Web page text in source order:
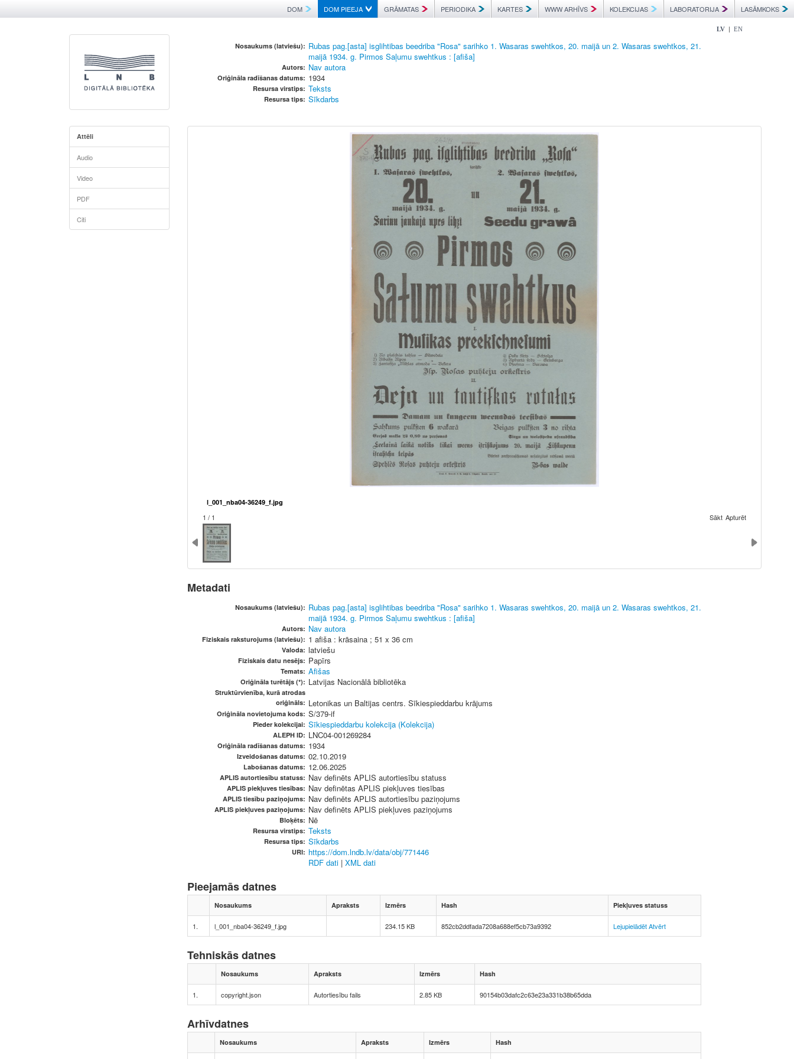
DOM DOM PIEEJA GRĀMATAS PERIODIKA KARTES WWW ARHĪVS KOLEKCIJAS LABORATORIJA LASĀMKOKS
LV | EN
Nosaukums (latviešu): Rubas pag.[asta] isglihtibas beedriba "Rosa" sarihko 1. Wasaras swehtkos, 20. maijā un 2. Wasaras swehtkos, 21.
maijā 1934. g. Pirmos Saļumu swehtkus : [afiša]
Autors: Nav autora
Oriģināla radīšanas datums: 1934
Resursa virstips: Teksts
Resursa tips: Sīkdarbs
Attēli
Audio
Video
PDF
Citi
l_001_nba04-36249_f.jpg
1 / 1 Sākt Apturēt
Metadati
Nosaukums (latviešu): Rubas pag.[asta] isglihtibas beedriba "Rosa" sarihko 1. Wasaras swehtkos, 20. maijā un 2. Wasaras swehtkos, 21.
maijā 1934. g. Pirmos Saļumu swehtkus : [afiša]
Autors: Nav autora
Fiziskais raksturojums (latviešu): 1 afiša : krāsaina ; 51 x 36 cm
Valoda: latviešu
Fiziskais datu nesējs: Papīrs
Temats: Afišas
Oriģināla turētājs (*): Latvijas Nacionālā bibliotēka
Struktūrvienība, kurā atrodas
oriģināls: Letonikas un Baltijas centrs. Sīkiespieddarbu krājums
Oriģināla novietojuma kods: S/379-if
Pieder kolekcijai: Sīkiespieddarbu kolekcija (Kolekcija)
ALEPH ID: LNC04-001269284
Oriģināla radīšanas datums: 1934
Izveidošanas datums: 02.10.2019
Labošanas datums: 12.06.2025
APLIS autortiesību statuss: Nav definēts APLIS autortiesību statuss
APLIS piekļuves tiesības: Nav definētas APLIS piekļuves tiesības
APLIS tiesību paziņojums: Nav definēts APLIS autortiesību paziņojums
APLIS piekļuves paziņojums: Nav definēts APLIS piekļuves paziņojums
Bloķēts: Nē
Resursa virstips: Teksts
Resursa tips: Sīkdarbs
URI: https://dom.lndb.lv/data/obj/771446
RDF dati | XML dati
Pieejamās datnes
Nosaukums Apraksts Izmērs Hash Piekļuves statuss
1. l_001_nba04-36249_f.jpg 234.15 KB 852cb2ddfada7208a688ef5cb73a9392 LejupielādētAtvērt
Tehniskās datnes
Nosaukums Apraksts Izmērs Hash
1. copyright.json Autortiesību fails 2.85 KB 90154b03dafc2c63e23a331b38b65dda
Arhīvdatnes
Nosaukums Apraksts Izmērs Hash